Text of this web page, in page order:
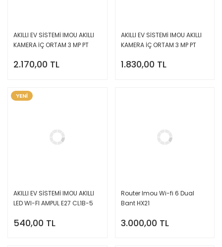
AKILLI EV SİSTEMİ IMOU AKILLI
KAMERA İÇ ORTAM 3 MP PT
2.170,00 TL
AKILLI EV SİSTEMİ IMOU AKILLI
KAMERA İÇ ORTAM 3 MP PT
1.830,00 TL
YENİ
AKILLI EV SİSTEMİ IMOU AKILLI
LED WI-FI AMPUL E27 CL1B-5
540,00 TL
Router Imou Wi-fi 6 Dual
Bant HX21
3.000,00 TL